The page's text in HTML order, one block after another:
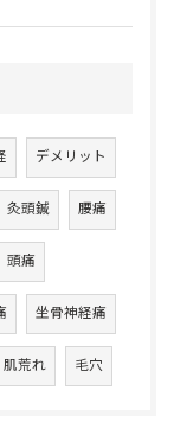
デメリット
灸頭鍼 腰痛
頭痛
坐骨神経痛
肌荒れ 毛穴